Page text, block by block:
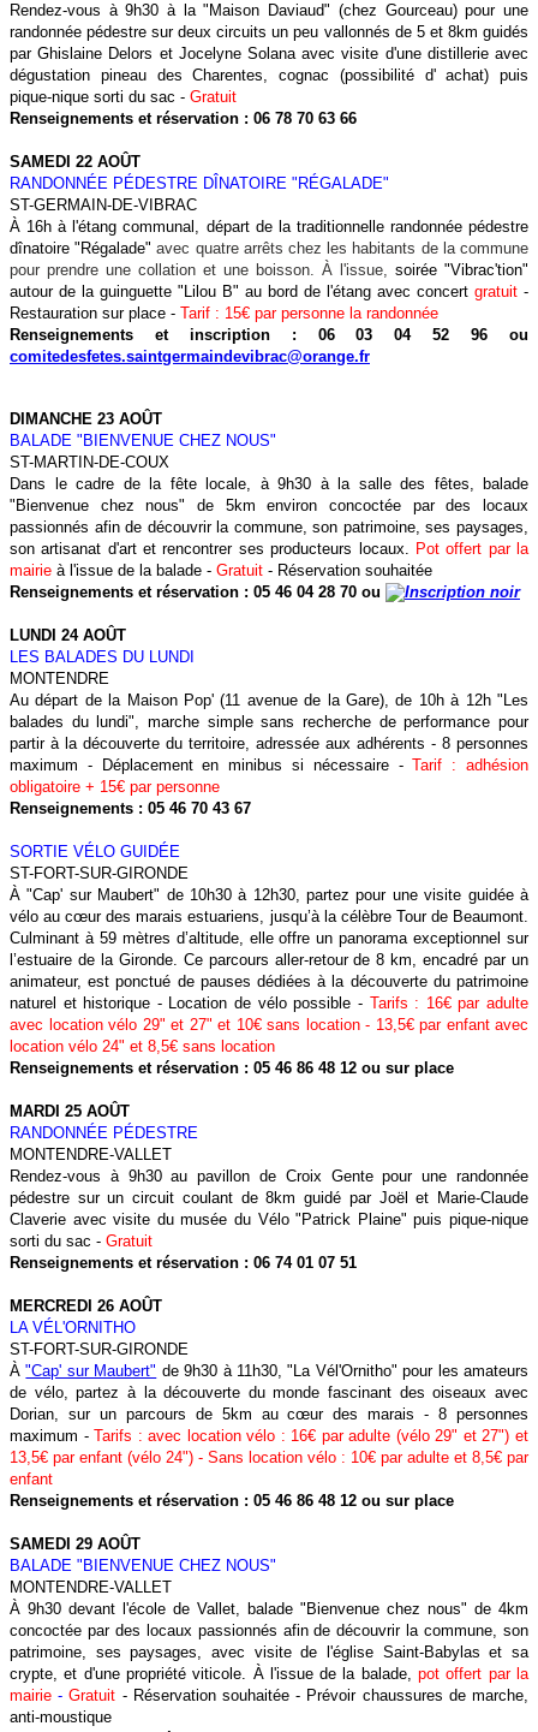
Rendez-vous à 9h30 à la "Maison Daviaud" (chez Gourceau) pour une
randonnée pédestre sur deux circuits un peu vallonnés de 5 et 8km guidés
par Ghislaine Delors et Jocelyne Solana avec visite d'une distillerie avec
dégustation pineau des Charentes, cognac (possibilité d' achat) puis
pique-nique sorti du sac - Gratuit
Renseignements et réservation : 06 78 70 63 66
SAMEDI 22 AOÛT
RANDONNÉE PÉDESTRE DÎNATOIRE "RÉGALADE"
ST-GERMAIN-DE-VIBRAC
À 16h à l'étang communal, départ de la traditionnelle randonnée pédestre
dînatoire "Régalade"avec quatre arrêts chez les habitants de la commune
pour prendre une collation et une boisson. À l'issue, soirée "Vibrac'tion"
autour de la guinguette "Lilou B" au bord de l'étang avec concert gratuit -
Restauration sur place - Tarif : 15€ par personne la randonnée
Renseignements et inscription : 06 03 04 52 96 ou
comitedesfetes.saintgermaindevibrac@orange.fr
DIMANCHE 23 AOÛT
BALADE "BIENVENUE CHEZ NOUS"
ST-MARTIN-DE-COUX
Dans le cadre de la fête locale, à 9h30 à la salle des fêtes, balade
"Bienvenue chez nous" de 5km environ concoctée par des locaux
passionnés afin de découvrir la commune, son patrimoine, ses paysages,
son artisanat d'art et rencontrer ses producteurs locaux. Pot offert par la
mairie à l'issue de la balade - Gratuit - Réservation souhaitée
Renseignements et réservation : 05 46 04 28 70 ou
LUNDI 24 AOÛT
LES BALADES DU LUNDI
MONTENDRE
Au départ de la Maison Pop' (11 avenue de la Gare), de 10h à 12h "Les
balades du lundi", marche simple sans recherche de performance pour
partir à la découverte du territoire, adressée aux adhérents - 8 personnes
maximum - Déplacement en minibus si nécessaire -Tarif : adhésion
obligatoire + 15€ par personne
Renseignements : 05 46 70 43 67
SORTIE VÉLO GUIDÉE
ST-FORT-SUR-GIRONDE
À "Cap' sur Maubert" de 10h30 à 12h30, partez pour une visite guidée à
vélo au cœur des marais estuariens, jusqu’à la célèbre Tour de Beaumont.
Culminant à 59 mètres d’altitude, elle offre un panorama exceptionnel sur
l’estuaire de la Gironde. Ce parcours aller-retour de 8 km, encadré par un
animateur, est ponctué de pauses dédiées à la découverte du patrimoine
naturel et historique - Location de vélo possible -Tarifs : 16€ par adulte
avec location vélo 29" et 27" et 10€ sans location - 13,5€ par enfant avec
location vélo 24" et 8,5€ sans location
Renseignements et réservation : 05 46 86 48 12 ou sur place
MARDI 25 AOÛT
RANDONNÉE PÉDESTRE
MONTENDRE-VALLET
Rendez-vous à 9h30 au pavillon de Croix Gente pour une randonnée
pédestre sur un circuit coulant de 8km guidé par Joël et Marie-Claude
Claverie avec visite du musée du Vélo "Patrick Plaine" puis pique-nique
sorti du sac - Gratuit
Renseignements et réservation : 06 74 01 07 51
MERCREDI 26 AOÛT
LA VÉL'ORNITHO
ST-FORT-SUR-GIRONDE
À "Cap' sur Maubert" de 9h30 à 11h30, "La Vél'Ornitho" pour les amateurs
de vélo, partez à la découverte du monde fascinant des oiseaux avec
Dorian, sur un parcours de 5km au cœur des marais - 8 personnes
maximum - Tarifs : avec location vélo : 16€ par adulte (vélo 29" et 27") et
13,5€ par enfant (vélo 24") - Sans location vélo : 10€ par adulte et 8,5€ par
enfant
Renseignements et réservation : 05 46 86 48 12 ou sur place
SAMEDI 29 AOÛT
BALADE "BIENVENUE CHEZ NOUS"
MONTENDRE-VALLET
À 9h30 devant l'école de Vallet, balade "Bienvenue chez nous" de 4km
concoctée par des locaux passionnés afin de découvrir la commune, son
patrimoine, ses paysages, avec visite de l'église Saint-Babylas et sa
crypte, et d'une propriété viticole. À l'issue de la balade, pot offert par la
mairie -Gratuit - Réservation souhaitée - Prévoir chaussures de marche,
anti-moustique